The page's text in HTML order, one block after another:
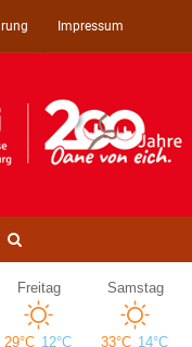
Impressum